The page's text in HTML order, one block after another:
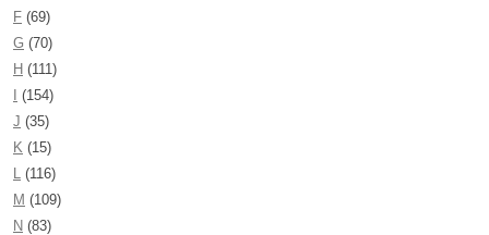
F (69)
G (70)
H (111)
(154)
J (35)
K (15)
L (116)
M (109)
N (83)